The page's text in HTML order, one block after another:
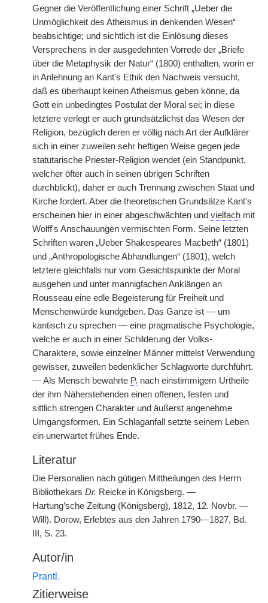
Gegner die Veröffentlichung einer Schrift „Ueber die
Unmöglichkeit des Atheismus in denkenden Wesen“
beabsichtige; und sichtlich ist die Einlösung dieses
Versprechens in der ausgedehnten Vorrede der „Briefe
über die Metaphysik der Natur“ (1800) enthalten, worin er
in Anlehnung an Kant's Ethik den Nachweis versucht,
daß es überhaupt keinen Atheismus geben könne, da
Gott ein unbedingtes Postulat der Moral sei; in diese
letztere verlegt er auch grundsätzlichst das Wesen der
Religion, bezüglich deren er völlig nach Art der Aufklärer
sich in einer zuweilen sehr heftigen Weise gegen jede
statutarische Priester-Religion wendet (ein Standpunkt,
welcher öfter auch in seinen übrigen Schriften
durchblickt), daher er auch Trennung zwischen Staat und
Kirche fordert. Aber die theoretischen Grundsätze Kant's
erscheinen hier in einer abgeschwächten und vielfach mit
Wolff's Anschauungen vermischten Form. Seine letzten
Schriften waren „Ueber Shakespeares Macbeth“ (1801)
und „Anthropologische Abhandlungen“ (1801), welch
letztere gleichfalls nur vom Gesichtspunkte der Moral
ausgehen und unter mannigfachen Anklängen an
Rousseau eine edle Begeisterung für Freiheit und
Menschenwürde kundgeben. Das Ganze ist — um
kantisch zu sprechen — eine pragmatische Psychologie,
welche er auch in einer Schilderung der Volks-
Charaktere, sowie einzelner Männer mittelst Verwendung
gewisser, zuweilen bedenklicher Schlagworte durchführt.
— Als Mensch bewahrte P. nach einstimmigem Urtheile
der ihm Näherstehenden einen offenen, festen und
sittlich strengen Charakter und äußerst angenehme
Umgangsformen. Ein Schlaganfall setzte seinem Leben
ein unerwartet frühes Ende.
Literatur
Die Personalien nach gütigen Mittheilungen des Herrn
Bibliothekars Dr. Reicke in Königsberg. —
Hartung’sche Zeitung (Königsberg), 1812, 12. Novbr. —
Will). Dorow, Erlebtes aus den Jahren 1790—1827, Bd.
III, S. 23.
Autor/in
Prantl.
Zitierweise